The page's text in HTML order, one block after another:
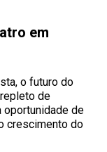
em
o futuro do
de
oportunidade de
crescimento do